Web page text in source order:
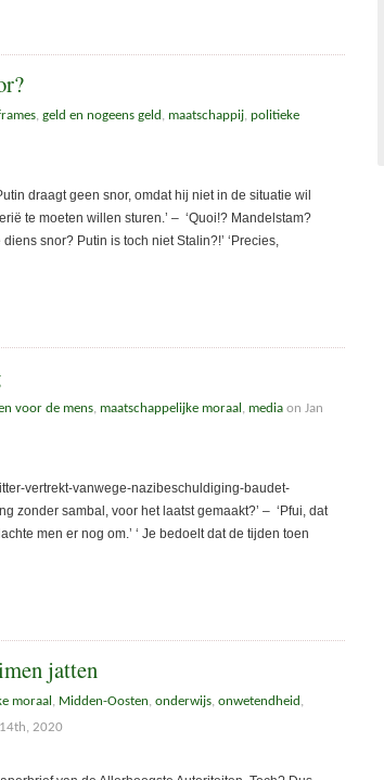
, geld en nogeens geld , maatschappij, politieke
draagt geen snor, omdat hij niet in de situatie wil
te moeten willen sturen.’ – ‘Quoi!? Mandelstam?
snor? Putin is toch niet Stalin?!’ ‘Precies,
voor de mens, maatschappelijke moraal , media on Jan
vertrekt-vanwege-nazibeschuldiging-baudet-
sambal, voor het laatst gemaakt?’ – ‘Pfui, dat
men er nog om.’ ‘ Je bedoelt dat de tijden toen
jatten
moraal , Midden-Oosten, onderwijs, onwetendheid ,
2020